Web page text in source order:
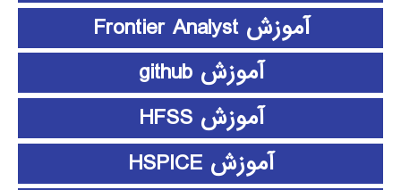
آموزش Frontier Analyst
آموزش github
آموزش HFSS
آموزش HSPICE